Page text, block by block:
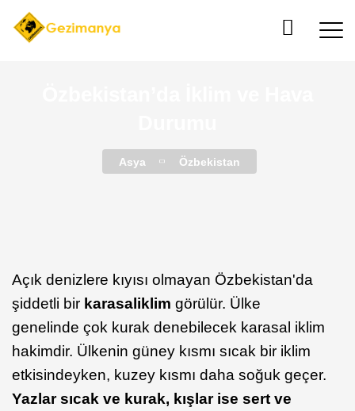
Asya Özbekistan
Açık denizlere kıyısı olmayan Özbekistan'da
şiddetli bir karasal iklim görülür. Ülke
genelinde çok kurak denebilecek karasal iklim
hakimdir. Ülkenin güney kısmı sıcak bir iklim
etkisindeyken, kuzey kısmı daha soğuk geçer.
Yazlar sıcak ve kurak, kışlar ise sert ve